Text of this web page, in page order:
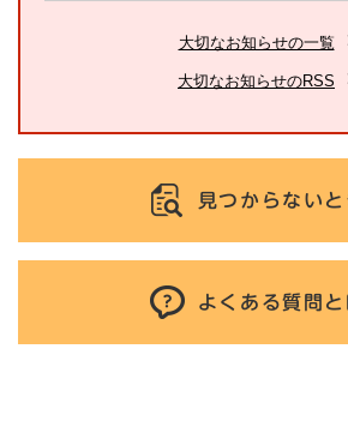
大切なお知らせの一覧
大切なお知らせのRSS
見つからないと
よくある質問